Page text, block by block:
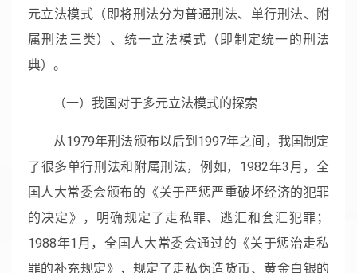
元立法模式（即将刑法分为普通刑法、单行刑法、附
属刑法三类）、统一立法模式（即制定统一的刑法
典）。
（一）我国对于多元立法模式的探索
从1979年刑法颁布以后到1997年之间，我国制定
了很多单行刑法和附属刑法，例如，1982年3月，全
国人大常委会颁布的《关于严惩严重破坏经济的犯罪
的决定》，明确规定了走私罪、逃汇和套汇犯罪；
1988年1月，全国人大常委会通过的《关于惩治走私
罪的补充规定》，规定了走私伪造货币、黄金白银的